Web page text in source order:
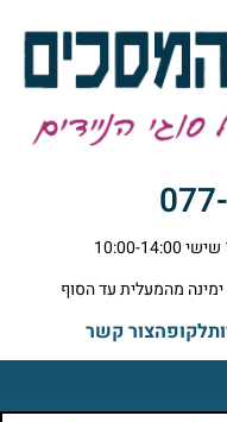
לקופהצור קשר